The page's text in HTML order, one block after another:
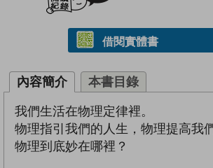
借閱實體書
內容簡介 本書目錄
我們生活在物理定律裡。
物理指引我們的人生，物理提高我
物理到底妙在哪裡？